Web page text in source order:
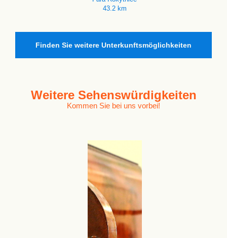
43.2 km
Finden Sie weitere Unterkunftsmöglichkeiten
Weitere Sehenswürdigkeiten
Kommen Sie bei uns vorbei!